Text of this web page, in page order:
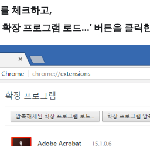
체크하고,
확장 프로그램 로드…’ 버튼을 클릭